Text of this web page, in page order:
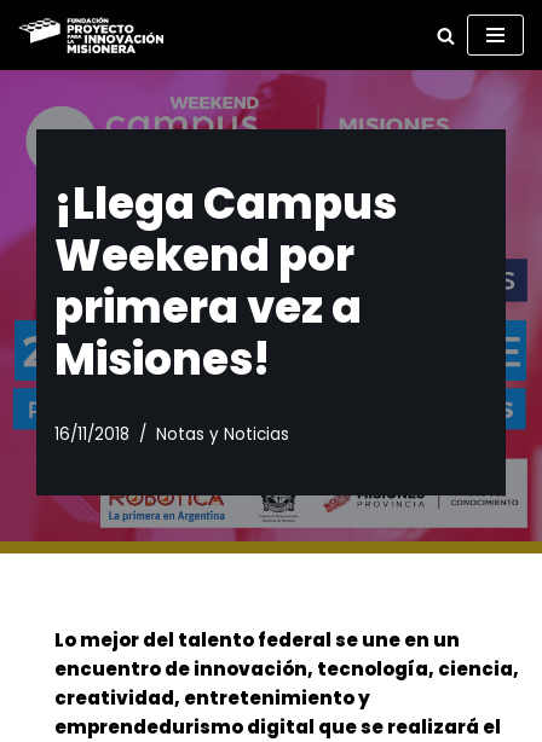
Ir
contenido
¡Llega Campus
Weekend por
primera vez a
Misiones!
16/11/2018 Notas y Noticias
Lo mejor del talento federal se une en un
encuentro de innovación, tecnología, ciencia,
creatividad, entretenimiento y
emprendedurismo digital que se realizará el